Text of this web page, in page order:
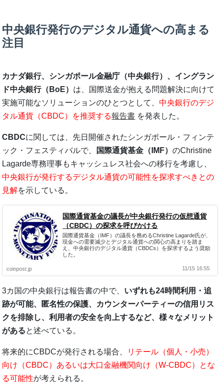
中央銀行発行のデジタル通貨への高まる
注目
カナダ銀行、シンガポール金融庁（中央銀行）、イングラン
ド中央銀行（BoE） は、国際送金が抱える問題解決に向けて
実施可能なソリューションのひとつとして、中央銀行のデジ
タル通貨（CBDC）を推奨する報告書 を発表した。
CBDCに関しては、先日開催されたシンガポール・フィンテ
ック・フェスティバルで、
国際通貨基金（IMF）のChristine
Lagarde専務理事もキャッシュレス社会への移行を考慮し、
中央銀行が発行するデジタル通貨の可能性を探求すべきとの
見解を示している。
国際通貨基金の議長が中央銀行発行の仮想通貨
（CBDC）の探求を呼びかける
国際通貨基金（IMF）の議長を務めるChristine Lagarde氏が、
現金への需要減少とデジタル通貨への関心の高まりを踏ま
え、中央銀行のデジタル通貨（CBDCs）を探求するよう奨励
した。
coinpost.jp 11/15 16:55
3カ国の中央銀行は報告書の中で、 いずれも24時間利用・追
跡が可能、匿名性の保護、カウンターパーティーの信用リス
クを排除し、利用者の安全を向上するなど、様々なメリット
があると述べている。
将来的にCBDCが発行される場合、
リテール（個人・小売）
向け（CBDC）あるいは大口金融機関向け（W-CBDC）とな
る可能性が考えられる。